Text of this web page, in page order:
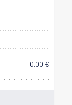
0,00 €